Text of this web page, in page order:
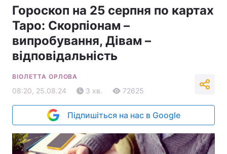
Гороскоп на 25 серпня по картах
Таро: Скорпіонам –
випробування, Дівам –
відповідальність
ВІОЛЕТТА ОРЛОВА
08:20, 25.08.24 3 хв. 72625
Підпишіться на нас в Google